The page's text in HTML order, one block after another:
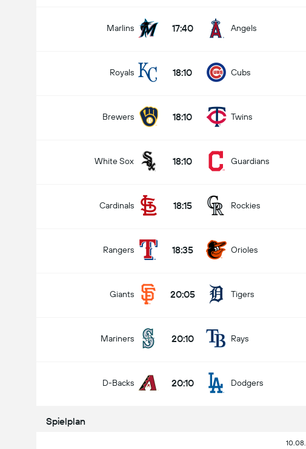
Marlins 17:40 Angels
Royals 18:10 Cubs
Brewers 18:10 Twins
White Sox 18:10 Guardians
Cardinals 18:15 Rockies
Rangers 18:35 Orioles
Giants 20:05 Tigers
Mariners 20:10 Rays
D-Backs 20:10 Dodgers
Spielplan